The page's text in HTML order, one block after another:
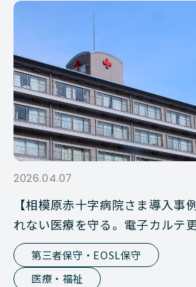
2026.04.07
【相模原赤十字病院さま導入事
れない医療を守る。電子カルテ
た第三者保守という選択
第三者保守・EOSL保守
医療・福祉